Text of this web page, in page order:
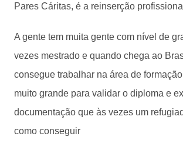
Pares Cáritas, é a reinserção
A gente tem muita gente com nível de
vezes mestrado e quando chega ao
consegue trabalhar na área de
muito grande para validar o diploma e
documentação que às vezes um
como conseguir